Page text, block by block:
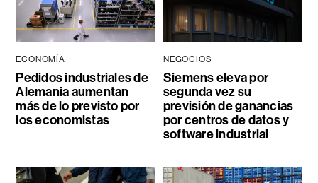
ECONOMÍA
Pedidos industriales de
Alemania aumentan
más de lo previsto por
los economistas
NEGOCIOS
Siemens eleva por
segunda vez su
previsión de ganancias
por centros de datos y
software industrial